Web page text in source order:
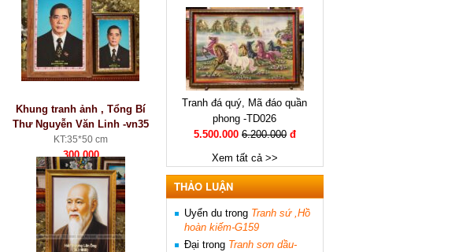
Khung tranh ảnh , Tổng Bí
Thư Nguyễn Văn Linh -vn35
KT:35*50 cm
300.000
Tranh đá quý, Mã đáo quần
phong -TD026
5.500.000 6.200.000đ
Xem tất cả >>
THẢO LUẬN
Uyển dutrong Tranh sứ ,Hồ
hoàn kiếm-G159
Đại trong Tranh sơn dầu-